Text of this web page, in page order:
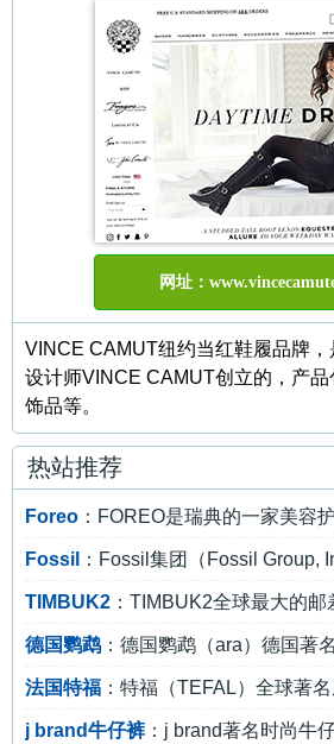
网址：
VINCE CAMUT纽约当红鞋履品牌
设计师VINCE CAMUT创立的，产品
饰品等。
热站推荐
Foreo ：FOREO是瑞典的一家美容
Fossil ：Fossil集团（Fossil Group,
TIMBUK2 ：TIMBUK2全球最大的邮
德国鹦鹉 ：德国鹦鹉（ara）德国著
法国特福 ：特福（TEFAL）全球著
j brand牛仔裤：j brand著名时尚牛